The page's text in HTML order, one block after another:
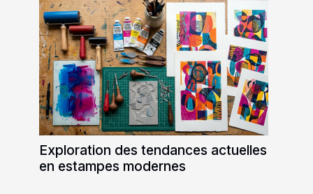
Exploration des tendances actuelles
en estampes modernes